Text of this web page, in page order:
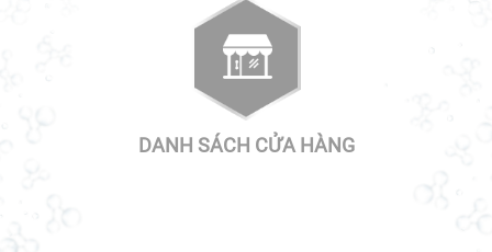
DANH SÁCH CỬA HÀNG